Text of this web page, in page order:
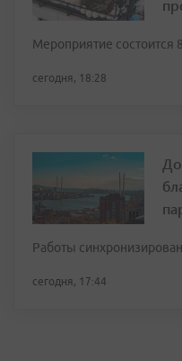
Мероприятие состоится
сегодня, 18:28
Работы
сегодня, 17:44